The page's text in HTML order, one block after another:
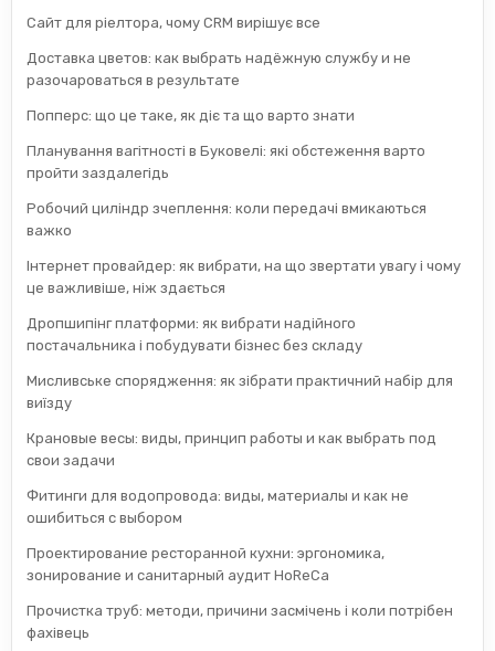
Сайт для ріелтора, чому CRM вирішує все
Доставка цветов: как выбрать надёжную службу и не
разочароваться в результате
Попперс: що це таке, як діє та що варто знати
Планування вагітності в Буковелі: які обстеження варто
пройти заздалегідь
Робочий циліндр зчеплення: коли передачі вмикаються
важко
Інтернет провайдер: як вибрати, на що звертати увагу і чому
це важливіше, ніж здається
Дропшипінг платформи: як вибрати надійного
постачальника і побудувати бізнес без складу
Мисливське спорядження: як зібрати практичний набір для
виїзду
Крановые весы: виды, принцип работы и как выбрать под
свои задачи
Фитинги для водопровода: виды, материалы и как не
ошибиться с выбором
Проектирование ресторанной кухни: эргономика,
зонирование и санитарный аудит HoReCa
Прочистка труб: методи, причини засмічень і коли потрібен
фахівець